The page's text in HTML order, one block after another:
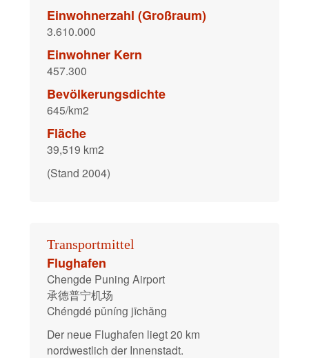
Einwohnerzahl (Großraum)
3.610.000
Einwohner Kern
457.300
Bevölkerungsdichte
645/km2
Fläche
39,519 km2
(Stand 2004)
Transportmittel
Flughafen
Chengde Puning Airport
承德普宁机场
Chéngdé pǔníng jīchǎng
Der neue Flughafen liegt 20 km
nordwestlich der Innenstadt.